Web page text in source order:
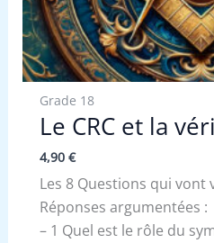
Grade 18
Le CRC et la
4,90 €
Les 8 Questions qui vont
Réponses argumentées :
– 1 Quel est le rôle du